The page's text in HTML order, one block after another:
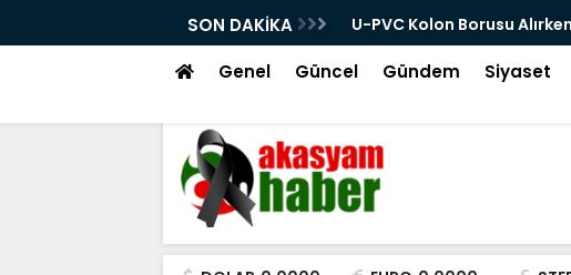
SON DAKİKA
Hangi Teknik Belgeler İstenmeli? En Yakın Bulaşık Makinesi
Genel Güncel Gündem Siyaset